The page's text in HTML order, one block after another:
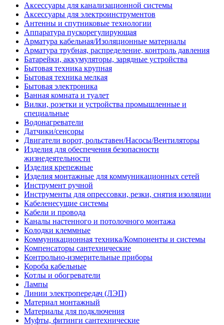
Аксессуары для канализационной системы
Аксессуары для электроинструментов
Антенны и спутниковые технологии
Аппаратура пускорегулирующая
Арматура кабельная/Изоляционные материалы
Арматура трубная, распределение, контроль давления
Батарейки, аккумуляторы, зарядные устройства
Бытовая техника крупная
Бытовая техника мелкая
Бытовая электроника
Ванная комната и туалет
Вилки, розетки и устройства промышленные и
специальные
Водонагреватели
Датчики/сенсоры
Двигатели ворот, рольставен/Насосы/Вентиляторы
Изделия для обеспечения безопасности
жизнедеятельности
Изделия крепежные
Изделия монтажные для коммуникационных сетей
Инструмент ручной
Инструменты для опрессовки, резки, снятия изоляции
Кабеленесущие системы
Кабели и провода
Каналы настенного и потолочного монтажа
Колодки клеммные
Коммуникационная техника/Компоненты и системы
Компенсаторы сантехнические
Контрольно-измерительные приборы
Короба кабельные
Котлы и обогреватели
Лампы
Линии электропередач (ЛЭП)
Материал монтажный
Материалы для подключения
Муфты, фитинги сантехнические